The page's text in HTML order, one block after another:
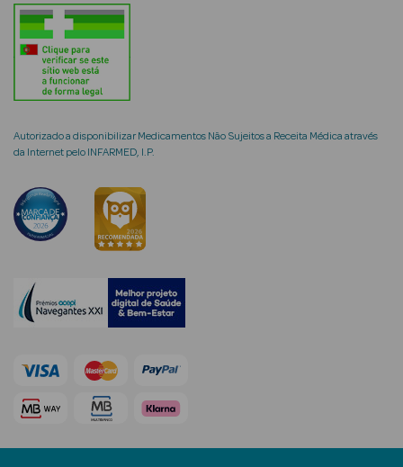
Solares Bebé e
Criança
Ver Tudo
Cosmética
Hidratantes
envelhecimento
Autorizado a disponibilizar Medicamentos Não Sujeitos a Receita Médica através
da Internet pelo INFARMED, I.P.